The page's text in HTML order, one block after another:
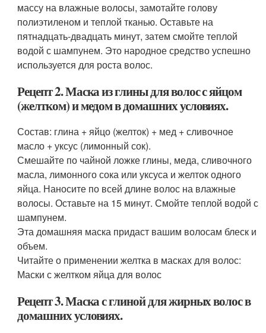
массу на влажные волосы, замотайте голову
полиэтиленом и теплой тканью. Оставьте на
пятнадцать-двадцать минут, затем смойте теплой
водой с шампунем. Это народное средство успешно
используется для роста волос.
Рецепт 2. Маска из глины для волос с яйцом
(желтком) и медом в домашних условиях.
Состав: глина + яйцо (желток) + мед + сливочное
масло + уксус (лимонный сок).
Смешайте по чайной ложке глины, меда, сливочного
масла, лимонного сока или уксуса и желток одного
яйца. Наносите по всей длине волос на влажные
волосы. Оставьте на 15 минут. Смойте теплой водой с
шампунем.
Эта домашняя маска придаст вашим волосам блеск и
объем.
Читайте о применении желтка в масках для волос:
Маски с желтком яйца для волос
Рецепт 3. Маска с глиной для жирных волос в
домашних условиях.